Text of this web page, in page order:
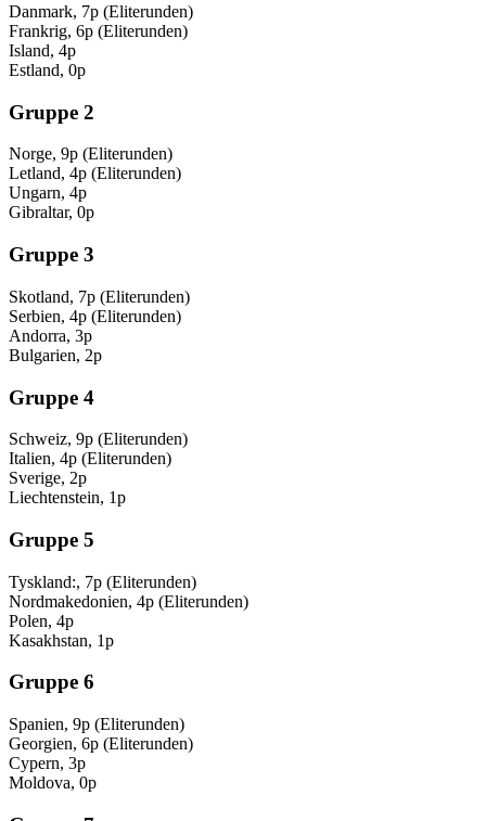
Danmark, 7p (Eliterunden)
Frankrig, 6p (Eliterunden)
Island, 4p
Estland, 0p
Gruppe 2
Norge, 9p (Eliterunden)
Letland, 4p (Eliterunden)
Ungarn, 4p
Gibraltar, 0p
Gruppe 3
Skotland, 7p (Eliterunden)
Serbien, 4p (Eliterunden)
Andorra, 3p
Bulgarien, 2p
Gruppe 4
Schweiz, 9p (Eliterunden)
Italien, 4p (Eliterunden)
Sverige, 2p
Liechtenstein, 1p
Gruppe 5
Tyskland:, 7p (Eliterunden)
Nordmakedonien, 4p (Eliterunden)
Polen, 4p
Kasakhstan, 1p
Gruppe 6
Spanien, 9p (Eliterunden)
Georgien, 6p (Eliterunden)
Cypern, 3p
Moldova, 0p